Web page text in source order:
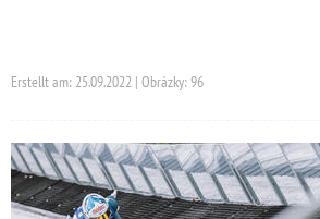
Erstellt am: 25.09.2022 | Obrázky: 96